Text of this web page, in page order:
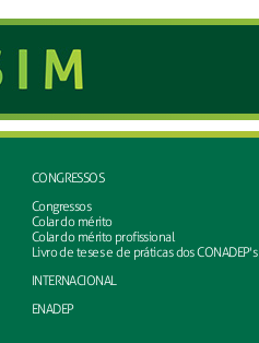
CONGRESSOS
Congressos
Colar do mérito
Colar do mérito profissional
Livro de teses e de práticas dos CONADEP's
INTERNACIONAL
ENADEP